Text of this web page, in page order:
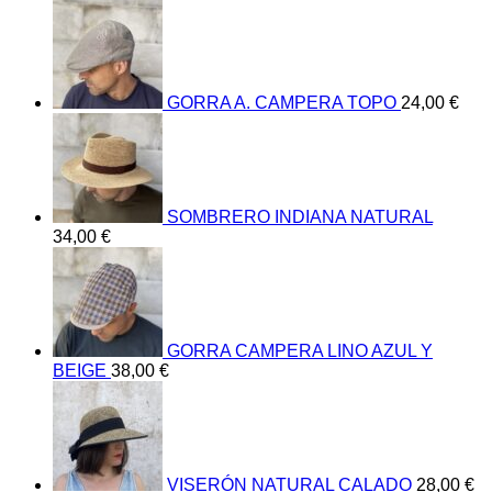
GORRA A. CAMPERA TOPO 24,00 €
SOMBRERO INDIANA NATURAL
34,00 €
GORRA CAMPERA LINO AZUL Y
BEIGE 38,00 €
VISERÓN NATURAL CALADO 28,00 €